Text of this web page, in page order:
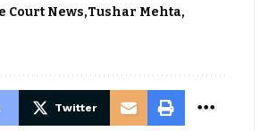
Court News Tushar Mehta
Twitter